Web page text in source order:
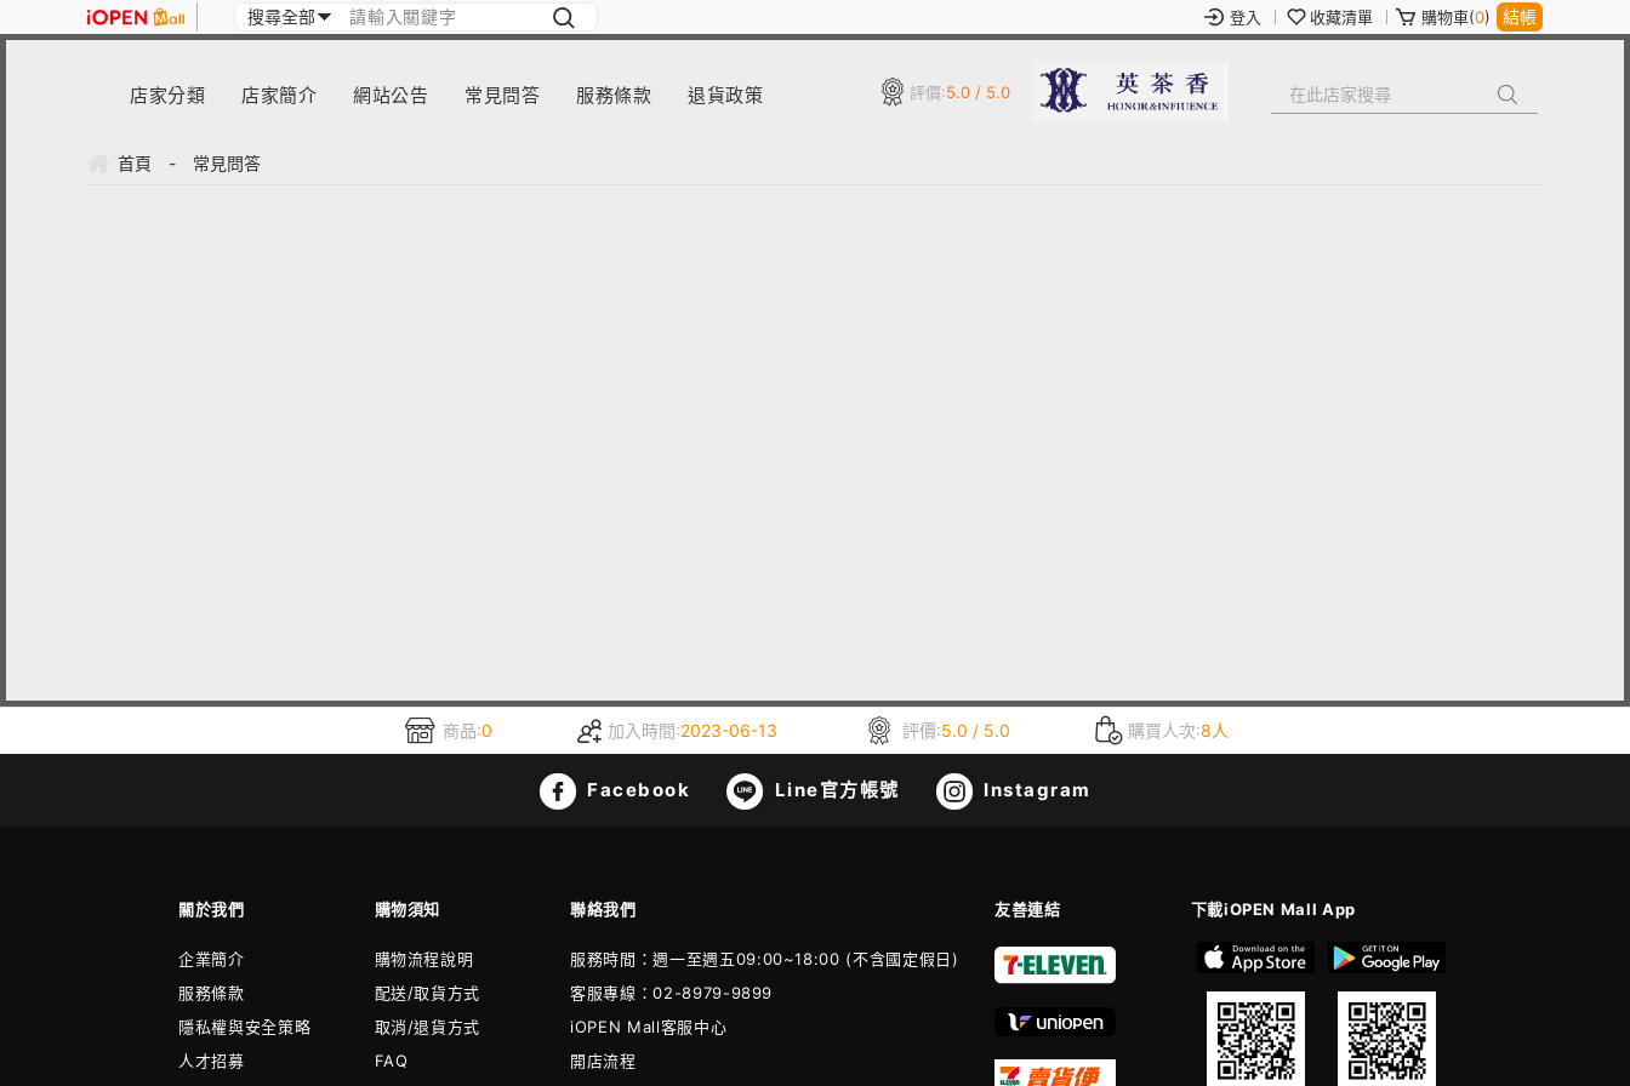
登入 收藏清單 購物車(0) 結帳
評價:5.0 / 5.0
店家分類 店家簡介 網站公告 常見問答 服務條款 退貨政策
首頁 - 常見問答
商品:0 加入時間:2023-06-13 評價:5.0 / 5.0 購買人次:8人
Facebook Line官方帳號 Instagram
關於我們 購物須知 聯絡我們 友善連結 下載iOPEN Mall App
企業簡介
服務條款
隱私權與安全策略
人才招募
購物流程說明
配送/取貨方式
取消/退貨方式
FAQ
服務時間：週一至週五09:00~18:00 (不含國定假日)
客服專線：02-8979-9899
iOPEN Mall客服中心
開店流程